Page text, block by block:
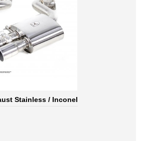
Stainless / Inconel